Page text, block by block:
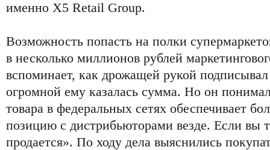
именно Х5 Retail Group.
Возможность попасть на полки
в несколько миллионов рублей
вспоминает, как дрожащей рукой
огромной ему казалась сумма. Но он
товара в федеральных сетях обеспечивает
позицию с дистрибьюторами везде. Если вы
продается». По ходу дела выяснились